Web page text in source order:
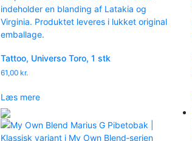
Tattoo, Universo Toro, 1 stk
61,00 kr.
Læs mere